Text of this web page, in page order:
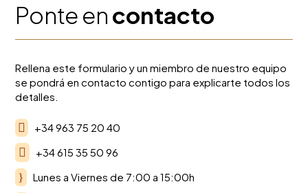
Ponte encontacto
Rellena este formulario y un miembro de nuestro equipo
se pondrá en contacto contigo para explicarte todos los
detalles.
 +34 963 75 20 40
 +34 615 35 50 96
} Lunes a Viernes de 7:00 a 15:00h